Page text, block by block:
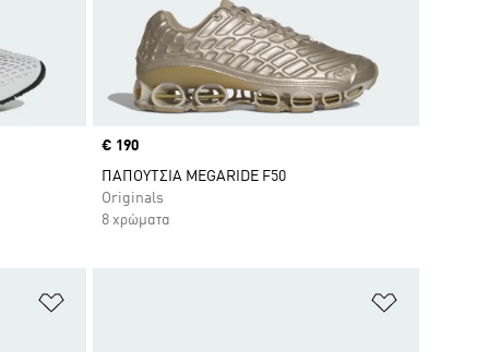
Price
€ 190
ΠΑΠΟΥΤΣΙΑ MEGARIDE F50
Originals
8 χρώματα